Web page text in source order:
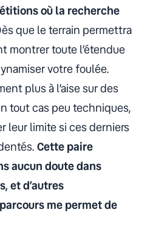
où la recherche
que le terrain permettra
montrer toute l’étendue
votre foulée.
plus à l’aise sur des
tout cas peu techniques,
leur limite si ces derniers
Cette paire
aucun doute dans
et d’autres
me permet de